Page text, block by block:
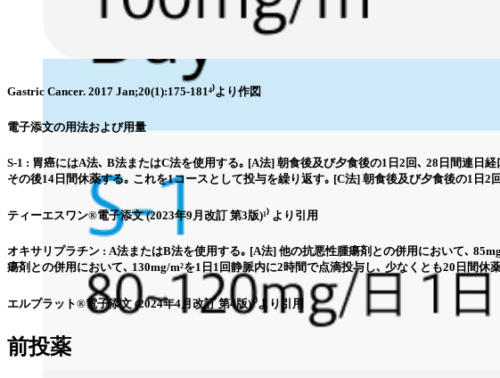
Gastric Cancer. 2017 Jan;20(1):175-181⁴⁾より作図
電子添文の用法および用量
S-1 : 胃癌にはA法､ B法またはC法を使用する｡ [A法] 朝食後及び夕食後の1日2回､ 28日間連日
その後14日間休薬する｡ これを1コースとして投与を繰り返す｡ [C法] 朝食後及び夕食後の1日
ティーエスワン®電子添文 (2023年9月改訂 第3版)¹⁾ より引用
オキサリプラチン : A法またはB法を使用する｡ [A法] 他の抗悪性腫瘍剤との併用において､
瘍剤との併用において､ 130mg/m²を1日1回静脈内に2時間で点滴投与し､ 少なくとも20日間休
エルプラット®電子添文 (2024年4月改訂 第4版)³⁾より引用
前投薬